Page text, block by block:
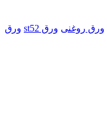
ورق روغنی ورق st52
ورق